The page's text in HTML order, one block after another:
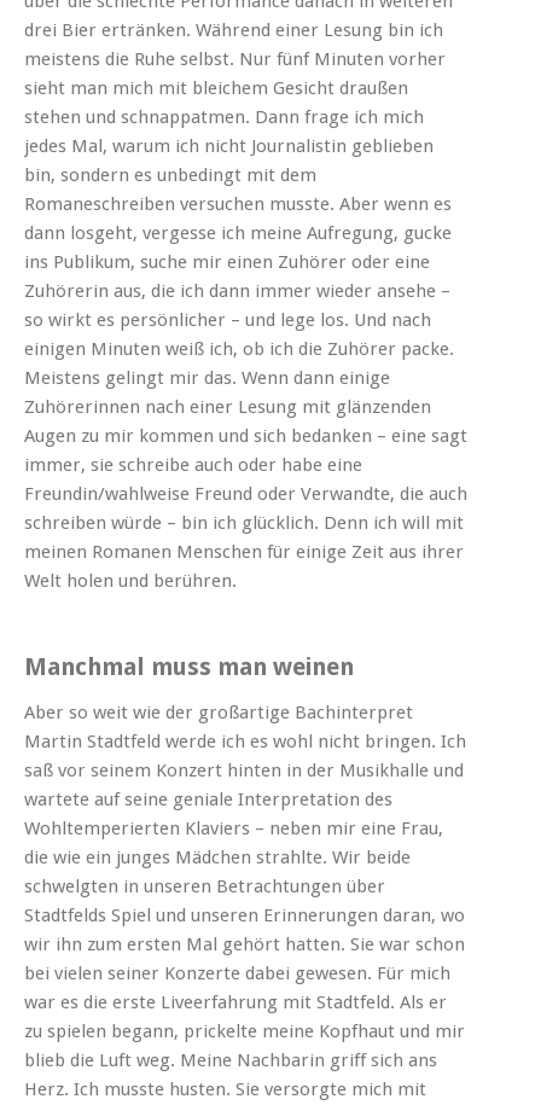
drei Bier ertränken. Während einer Lesung bin ich
meistens die Ruhe selbst. Nur fünf Minuten vorher
sieht man mich mit bleichem Gesicht draußen
stehen und schnappatmen. Dann frage ich mich
jedes Mal, warum ich nicht Journalistin geblieben
bin, sondern es unbedingt mit dem
Romaneschreiben versuchen musste. Aber wenn es
dann losgeht, vergesse ich meine Aufregung, gucke
ins Publikum, suche mir einen Zuhörer oder eine
Zuhörerin aus, die ich dann immer wieder ansehe –
so wirkt es persönlicher – und lege los. Und nach
einigen Minuten weiß ich, ob ich die Zuhörer packe.
Meistens gelingt mir das. Wenn dann einige
Zuhörerinnen nach einer Lesung mit glänzenden
Augen zu mir kommen und sich bedanken – eine sagt
immer, sie schreibe auch oder habe eine
Freundin/wahlweise Freund oder Verwandte, die auch
schreiben würde – bin ich glücklich. Denn ich will mit
meinen Romanen Menschen für einige Zeit aus ihrer
Welt holen und berühren.
Manchmal muss man weinen
Aber so weit wie der großartige Bachinterpret
Martin Stadtfeld werde ich es wohl nicht bringen. Ich
saß vor seinem Konzert hinten in der Musikhalle und
wartete auf seine geniale Interpretation des
Wohltemperierten Klaviers – neben mir eine Frau,
die wie ein junges Mädchen strahlte. Wir beide
schwelgten in unseren Betrachtungen über
Stadtfelds Spiel und unseren Erinnerungen daran, wo
wir ihn zum ersten Mal gehört hatten. Sie war schon
bei vielen seiner Konzerte dabei gewesen. Für mich
war es die erste Liveerfahrung mit Stadtfeld. Als er
zu spielen begann, prickelte meine Kopfhaut und mir
blieb die Luft weg. Meine Nachbarin griff sich ans
Herz. Ich musste husten. Sie versorgte mich mit